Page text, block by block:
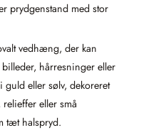
prydgenstand med stor
vedhæng, der kan
hårresninger eller
guld eller sølv, dekoreret
eller små
tæt halspryd.